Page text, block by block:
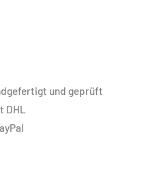
und geprüft
DHL